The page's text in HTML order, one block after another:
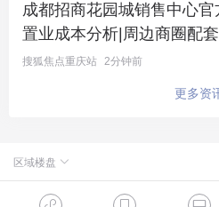
宝丰板块的交通便利性无疑
点。项目附近汇聚了多个地
分方便。同时，周边的商业
此地的生活质量，湖北省第
小学都是家庭购房时不可或
成都招商花园城销售中心官
置业成本分析|周边商圈配
惠价格
搜狐焦点重庆站 2分钟前
更多资
区域楼盘
北京楼盘